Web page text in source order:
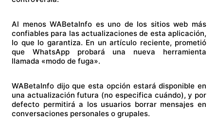
Al menos WABetaInfo es uno de los sitios web más
confiables para las actualizaciones de esta aplicación,
lo que lo garantiza. En un artículo reciente, prometió
que WhatsApp probará una nueva herramienta
llamada «modo de fuga».
WABetaInfo dijo que esta opción estará disponible en
una actualización futura (no especifica cuándo), y por
defecto permitirá a los usuarios borrar mensajes en
conversaciones personales o grupales.